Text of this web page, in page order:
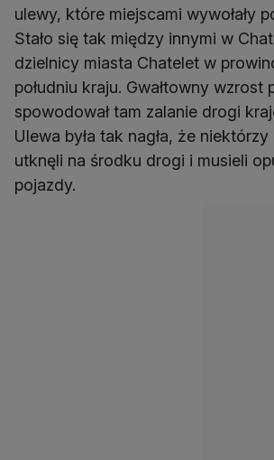
ulewy, które miejscami wywołały
Stało się tak między innymi w
dzielnicy miasta Chatelet w
południu kraju. Gwałtowny wzrost
spowodował tam zalanie drogi
Ulewa była tak nagła, że
utknęli na środku drogi i musieli
pojazdy.